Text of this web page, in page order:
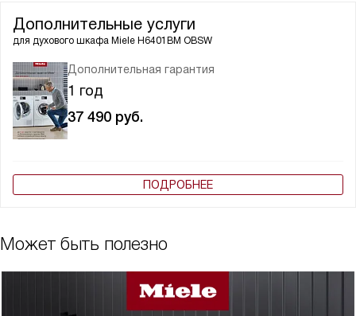
Дополнительные услуги
для духового шкафа Miele H6401BM OBSW
Дополнительная гарантия
1 год
37 490 руб.
ПОДРОБНЕЕ
Может быть полезно